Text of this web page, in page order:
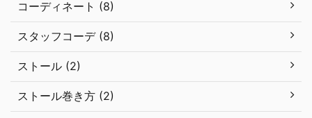
コーディネート (8)
スタッフコーデ (8)
ストール (2)
ストール巻き方 (2)